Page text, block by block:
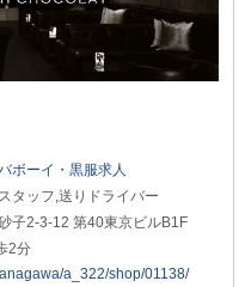
ボーイ・黒服求人
タッフ,送りドライバー
子2-3-12 第40東京ビルB1F
2分
a_322/shop/01138/